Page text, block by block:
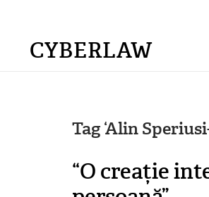
CYBERLAW
Tag ‘Alin
“O creație